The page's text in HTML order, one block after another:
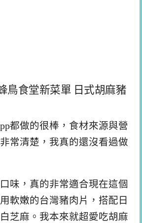
鳥食堂新菜單 日式胡麻豬
都做的很棒，食材來源與營
常清楚，我真的還沒看過做
味，真的非常適合現在這個
軟嫩的台灣豬肉片，搭配日
芝麻。我本來就超愛吃胡麻